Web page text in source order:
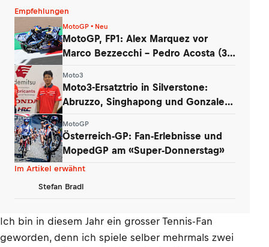
Empfehlungen
MotoGP • Neu
MotoGP, FP1: Alex Marquez vor
Marco Bezzecchi – Pedro Acosta (3.)
Moto3
Moto3-Ersatztrio in Silverstone:
Abruzzo, Singhapong und Gonzalez
MotoGP
Österreich-GP: Fan-Erlebnisse und
MopedGP am «Super-Donnerstag»
Im Artikel erwähnt
Stefan Bradl
Ich bin in diesem Jahr ein grosser Tennis-Fan
geworden, denn ich spiele selber mehrmals zwei